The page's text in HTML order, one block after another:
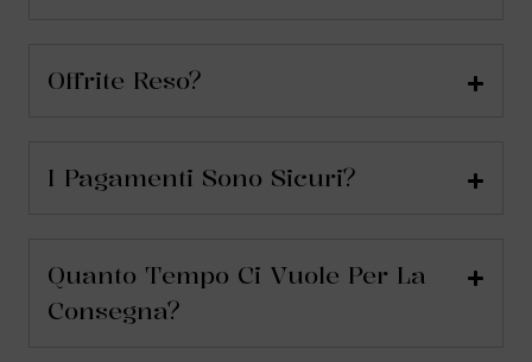
Offrite Reso?
I Pagamenti Sono Sicuri?
Quanto Tempo Ci Vuole Per La
Consegna?